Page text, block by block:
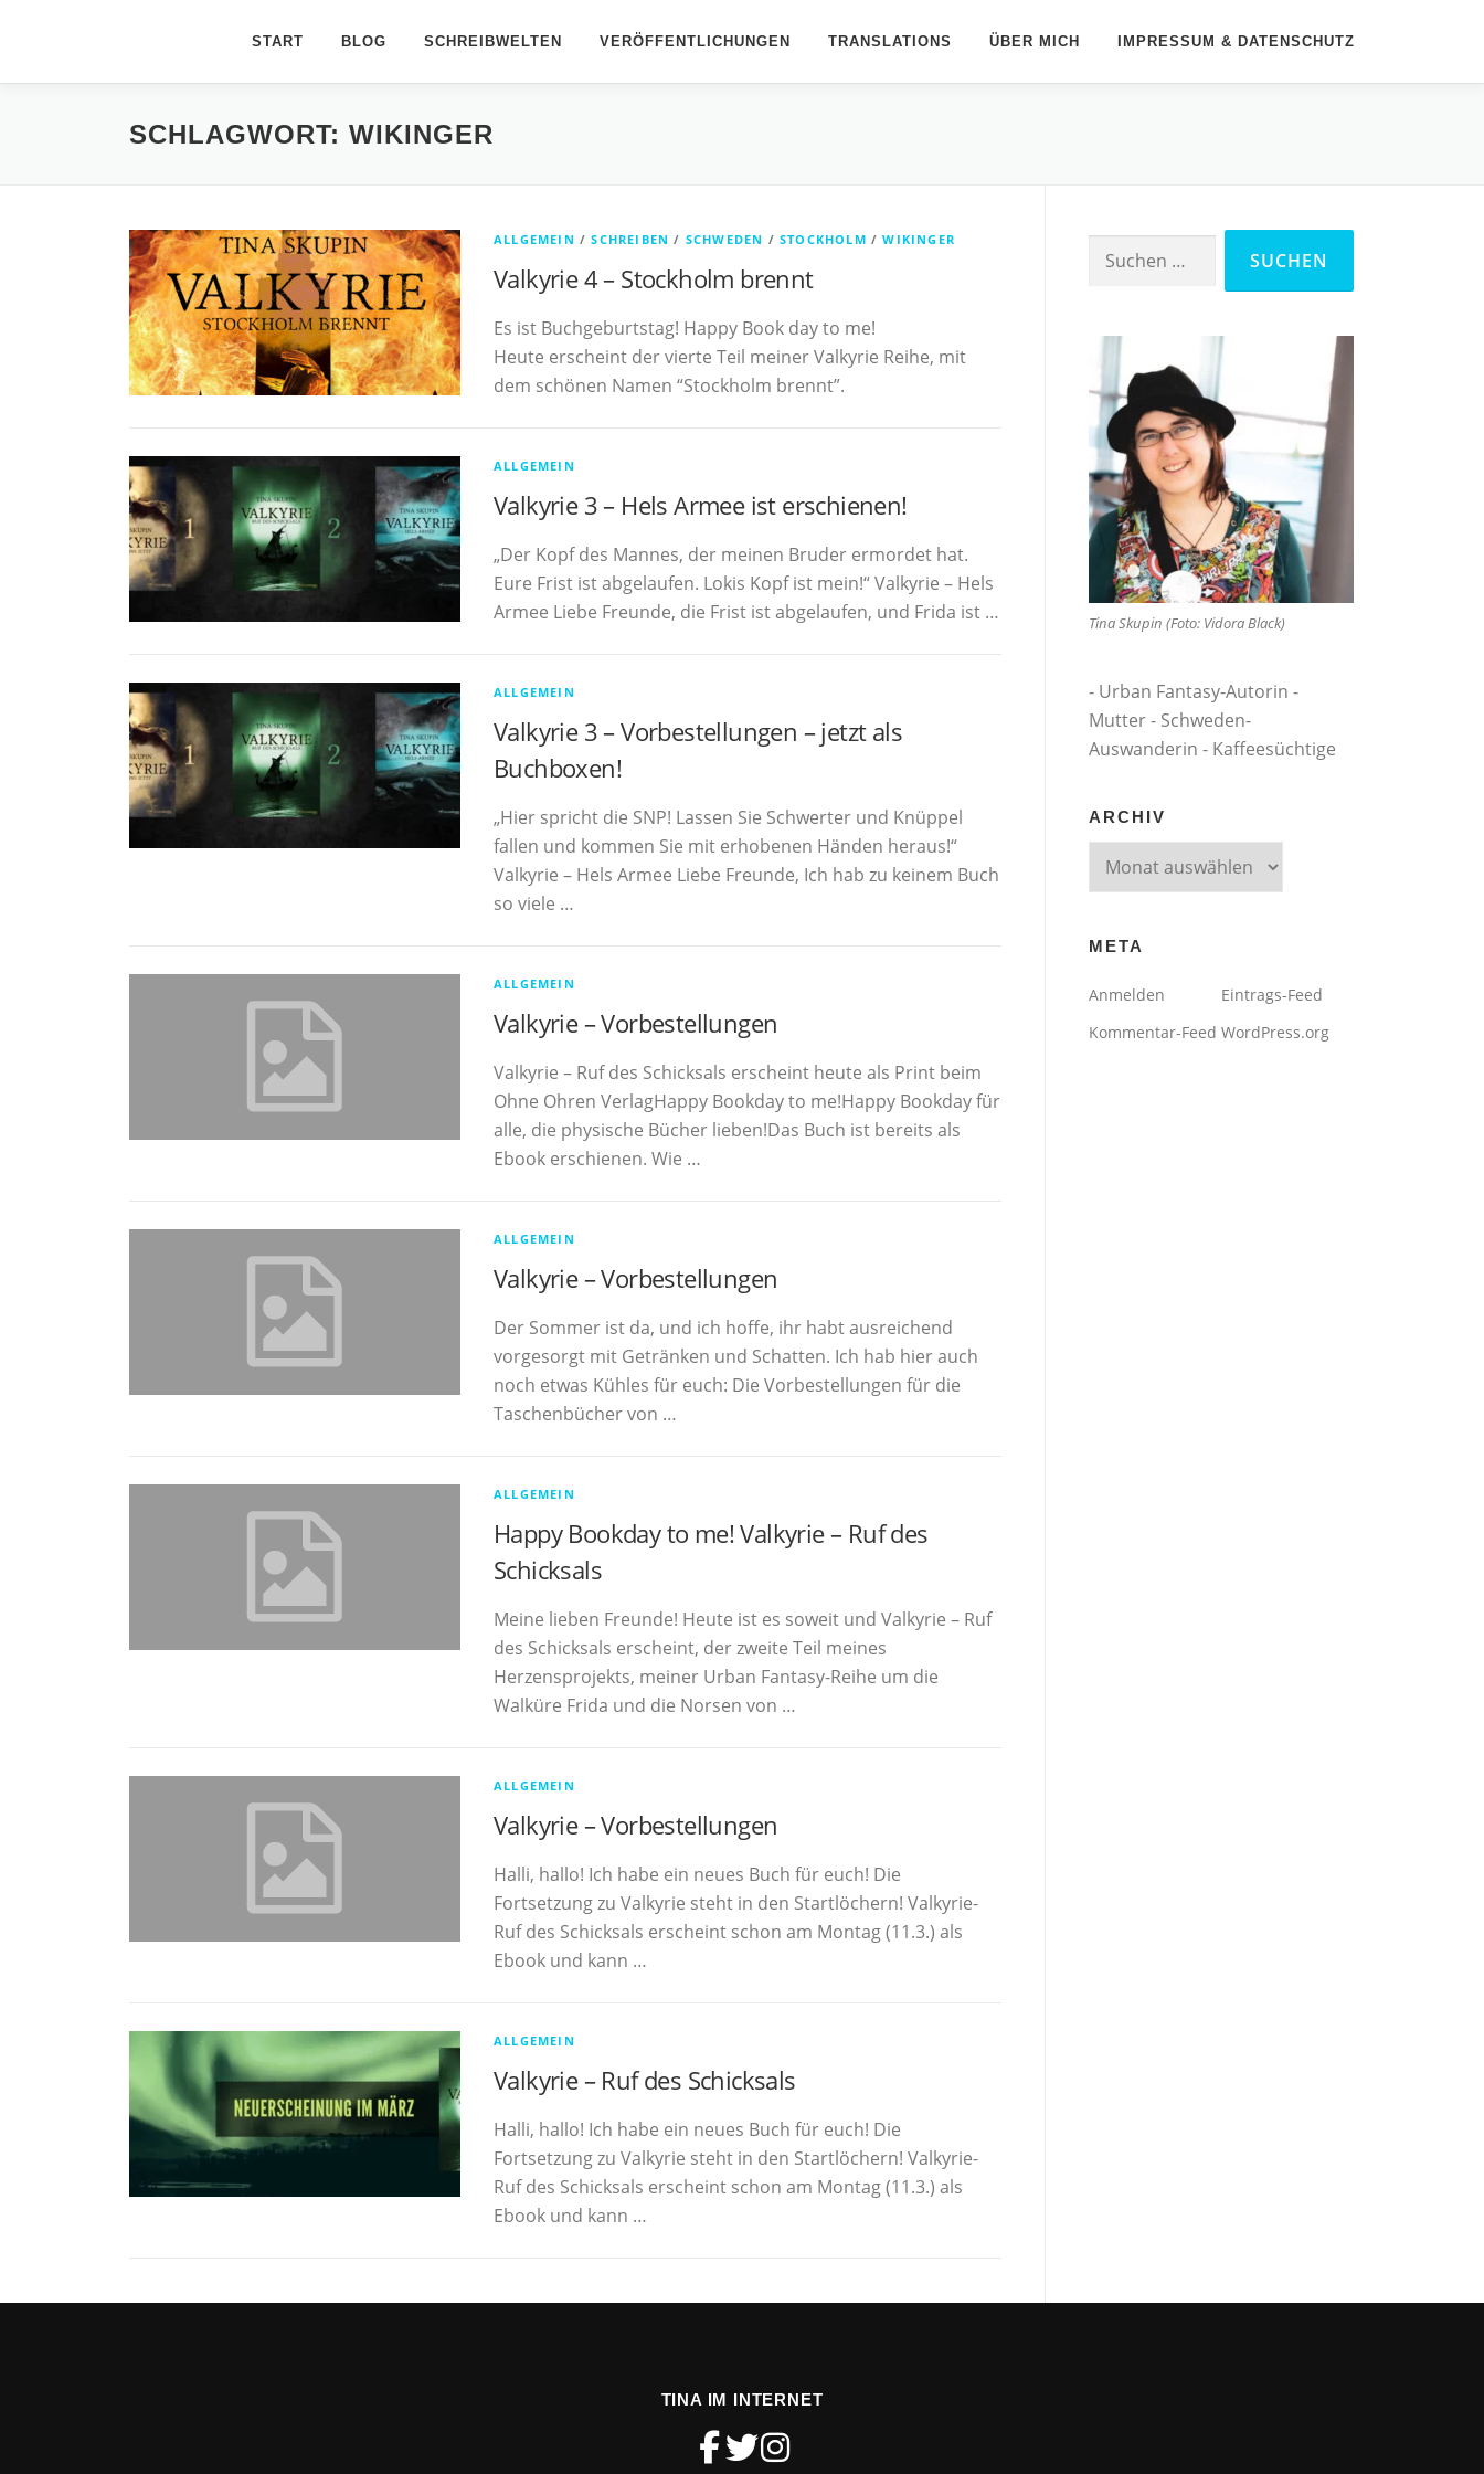
START BLOG SCHREIBWELTEN VERÖFFENTLICHUNGEN TRANSLATIONS ÜBER MICH IMPRESSUM & DATENSCHUTZ
SCHLAGWORT: WIKINGER
ALLGEMEIN /SCHREIBEN / SCHWEDEN /STOCKHOLM /WIKINGER
Valkyrie 4 – Stockholm brennt
Es ist Buchgeburtstag! Happy Book day to me!
Heute erscheint der vierte Teil meiner Valkyrie Reihe, mit
dem schönen Namen “Stockholm brennt”.
ALLGEMEIN
Valkyrie 3 – Hels Armee ist erschienen!
„Der Kopf des Mannes, der meinen Bruder ermordet hat.
Eure Frist ist abgelaufen. Lokis Kopf ist mein!“ Valkyrie – Hels
Armee Liebe Freunde, die Frist ist abgelaufen, und Frida ist …
ALLGEMEIN
Valkyrie 3 – Vorbestellungen – jetzt als
Buchboxen!
„Hier spricht die SNP! Lassen Sie Schwerter und Knüppel
fallen und kommen Sie mit erhobenen Händen heraus!“
Valkyrie – Hels Armee Liebe Freunde, Ich hab zu keinem Buch
so viele …
ALLGEMEIN
Valkyrie – Vorbestellungen
Valkyrie – Ruf des Schicksals erscheint heute als Print beim
Ohne Ohren VerlagHappy Bookday to me!Happy Bookday für
alle, die physische Bücher lieben!Das Buch ist bereits als
Ebook erschienen. Wie …
ALLGEMEIN
Valkyrie – Vorbestellungen
Der Sommer ist da, und ich hoffe, ihr habt ausreichend
vorgesorgt mit Getränken und Schatten. Ich hab hier auch
noch etwas Kühles für euch: Die Vorbestellungen für die
Taschenbücher von …
ALLGEMEIN
Happy Bookday to me! Valkyrie – Ruf des
Schicksals
Meine lieben Freunde! Heute ist es soweit und Valkyrie – Ruf
des Schicksals erscheint, der zweite Teil meines
Herzensprojekts, meiner Urban Fantasy-Reihe um die
Walküre Frida und die Norsen von …
ALLGEMEIN
Valkyrie – Vorbestellungen
Halli, hallo! Ich habe ein neues Buch für euch! Die
Fortsetzung zu Valkyrie steht in den Startlöchern! Valkyrie-
Ruf des Schicksals erscheint schon am Montag (11.3.) als
Ebook und kann …
ALLGEMEIN
Valkyrie – Ruf des Schicksals
Halli, hallo! Ich habe ein neues Buch für euch! Die
Fortsetzung zu Valkyrie steht in den Startlöchern! Valkyrie-
Ruf des Schicksals erscheint schon am Montag (11.3.) als
Ebook und kann …
Suchen
Tina Skupin (Foto: Vidora Black)
- Urban Fantasy-Autorin -
Mutter - Schweden-
Auswanderin - Kaffeesüchtige
ARCHIV
Archiv
META
Anmelden
Eintrags-Feed
Kommentar-Feed WordPress.org
TINA IM INTERNET